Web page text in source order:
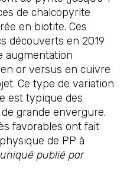
de chalcopyrite
en biotite. Ces
découverts en 2019
augmentation
or versus en cuivre
Ce type de variation
est typique des
grande envergure.
favorables ont fait
de PP à
publié par